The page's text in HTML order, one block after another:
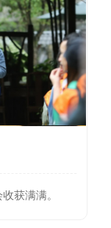
获满满。